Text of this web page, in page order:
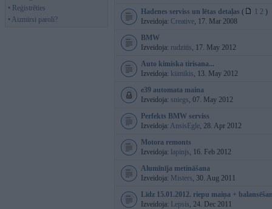
• Reģistrēties
• Aizmirsi paroli?
Hadenes serviss un lētas detaļas ( 1 2 )
Izveidoja: Creative, 17. Mar 2008
BMW
Izveidoja: rudzitis, 17. May 2012
Auto kimiska tirisana...
Izveidoja: kiimikis, 13. May 2012
e39 automata maina
Izveidoja: sniegs, 07. May 2012
Perfekts BMW serviss
Izveidoja: AnsisEgle, 28. Apr 2012
Motora remonts
Izveidoja: lapinjs, 16. Feb 2012
Alumīnīja metināšana
Izveidoja: Misters, 30. Aug 2011
Līdz 15.01.2012. riepu maiņa +
Izveidoja: Lepsis, 24. Dec 2011